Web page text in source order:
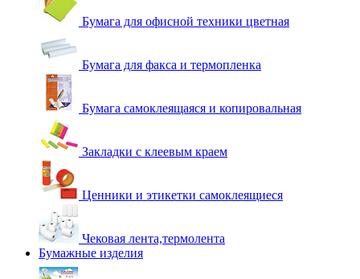
Бумага для офисной техники цветная
Бумага для факса и термопленка
Бумага самоклеящаяся и копировальная
Закладки с клеевым краем
Ценники и этикетки самоклеящиеся
Чековая лента,термолента
Бумажные изделия